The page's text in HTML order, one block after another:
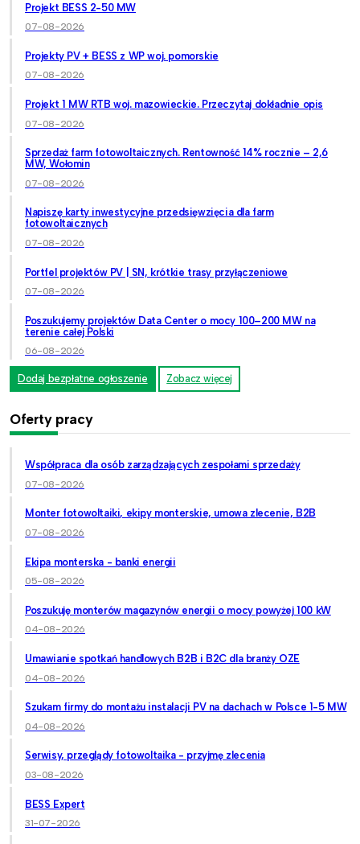
Projekt BESS 2-50 MW
07-08-2026
Projekty PV + BESS z WP woj. pomorskie
07-08-2026
Projekt 1 MW RTB woj. mazowieckie. Przeczytaj dokładnie opis
07-08-2026
Sprzedaż farm fotowoltaicznych. Rentowność 14% rocznie – 2,6
MW, Wołomin
07-08-2026
Napiszę karty inwestycyjne przedsięwzięcia dla farm
fotowoltaicznych
07-08-2026
Portfel projektów PV | SN, krótkie trasy przyłączeniowe
07-08-2026
Poszukujemy projektów Data Center o mocy 100–200 MW na
terenie całej Polski
06-08-2026
Dodaj bezpłatne ogłoszenie Zobacz więcej
Oferty pracy
Współpraca dla osób zarządzających zespołami sprzedaży
07-08-2026
Monter fotowoltaiki, ekipy monterskie, umowa zlecenie, B2B
07-08-2026
Ekipa monterska - banki energii
05-08-2026
Poszukuję monterów magazynów energii o mocy powyżej 100 kW
04-08-2026
Umawianie spotkań handlowych B2B i B2C dla branży OZE
04-08-2026
Szukam firmy do montażu instalacji PV na dachach w Polsce 1-5 MW
04-08-2026
Serwisy, przeglądy fotowoltaika - przyjmę zlecenia
03-08-2026
BESS Expert
31-07-2026